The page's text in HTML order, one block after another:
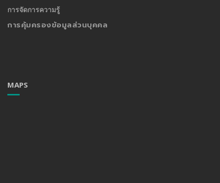
การจัดการความรู้
การคุ้มครองข้อมูลส่วนบุคคล
MAPS